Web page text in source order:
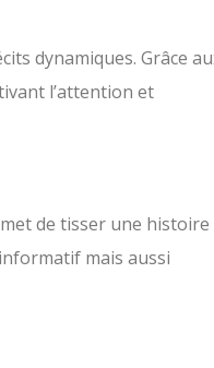
dynamiques. Grâce
l’attention et
de tisser une histoire
mais aussi